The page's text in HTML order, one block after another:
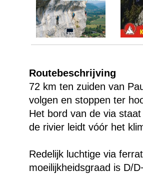
Routebeschrijving
72 km ten zuiden van
volgen en stoppen ter
Het bord van de via
de rivier leidt vóór het
Redelijk luchtige via
moeilijkheidsgraad is D/